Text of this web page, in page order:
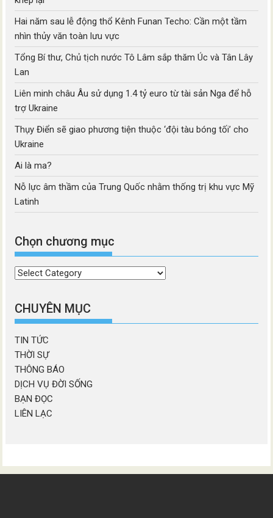
Hai năm sau lễ động thổ Kênh Funan Techo: Cần một tầm
nhìn thủy văn toàn lưu vực
Tổng Bí thư, Chủ tịch nước Tô Lâm sắp thăm Úc và Tân Lây
Lan
Liên minh châu Âu sử dụng 1.4 tỷ euro từ tài sản Nga để hỗ
trợ Ukraine
Thụy Điển sẽ giao phương tiện thuộc ‘đội tàu bóng tối’ cho
Ukraine
Ai là ma?
Nỗ lực âm thầm của Trung Quốc nhằm thống trị khu vực Mỹ
Latinh
Chọn chương mục
Chọn
mục
CHUYÊN MỤC
TIN TỨC
THỜI SỰ
THÔNG BÁO
DỊCH VỤ ĐỜI SỐNG
BẠN ĐỌC
LIÊN LẠC